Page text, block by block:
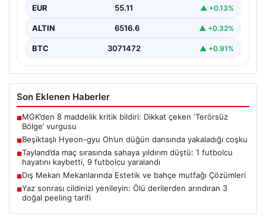
EUR 55.11 ▲ +0.13%
ALTIN 6516.6 ▲ +0.32%
BTC 3071472 ▲ +0.91%
Son Eklenen Haberler
■MGK’den 8 maddelik kritik bildiri: Dikkat çeken ‘Terörsüz
Bölge’ vurgusu
■Beşiktaşlı Hyeon-gyu Oh’un düğün dansında yakaladığı coşku
■Tayland’da maç sırasında sahaya yıldırım düştü: 1 futbolcu
hayatını kaybetti, 9 futbolcu yaralandı
■Dış Mekan Mekanlarında Estetik ve bahçe mutfağı Çözümleri
■Yaz sonrası cildinizi yenileyin: Ölü derilerden arındıran 3
doğal peeling tarifi